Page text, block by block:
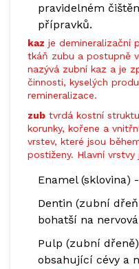
pravidelném
přípravků.
kaz je demineralizační
tkáň zubu a postupně
nazývá zubní kaz a je
činnosti, kyselých
remineralizace.
zub tvrdá kostní
korunky, kořene a
vrstev, které jsou
postiženy. Hlavní vrstvy
Enamel (sklovina)
Dentin (zubní
bohatší na
Pulp (zubní
obsahující cévy a